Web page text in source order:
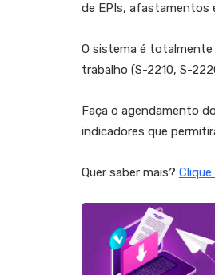
de EPIs, afastamentos
O sistema é totalmente
trabalho (S-2210, S-
Faça o agendamento
indicadores que
Quer saber mais? Clique